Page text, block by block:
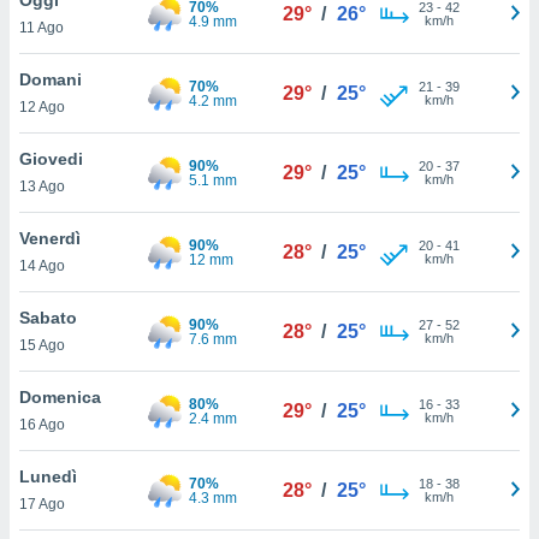
è
al sito
di
ci
di
il
un
la
nella
11 Ago
70%
4.9 mm
29° / 26° 23- 42
km/h
Domani
12 Ago
70%
4.2 mm
29° / 25° 21 - 39
km/h
Giovedi
13 Ago
90%
5.1 mm
29° / 25° 20- 37
km/h
Venerdì
14 Ago
90%
12 mm
28° / 25° 20- 41
km/h
Sabato
15 Ago
90%
7.6 mm
28° / 25° 27- 52
km/h
Domenica
16 Ago
80%
2.4 mm
29° / 25° 16- 33
km/h
Lunedì
17 Ago
70%
4.3 mm
28° / 25° 18- 38
km/h